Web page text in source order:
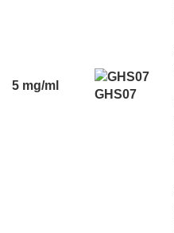
5 mg/ml
GHS07